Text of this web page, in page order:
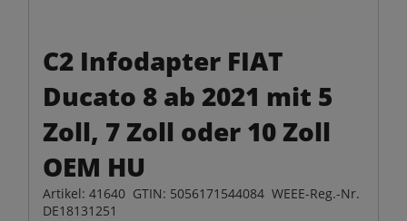
C2 Infodapter FIAT
Ducato 8 ab 2021 mit 5
Zoll, 7 Zoll oder 10 Zoll
OEM HU
Artikel: 41640 GTIN: 5056171544084 WEEE-Reg.-Nr.
DE18131251